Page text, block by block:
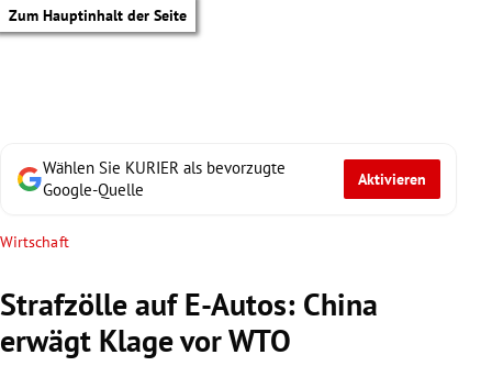
Zum Hauptinhalt der Seite
Wählen Sie KURIER als bevorzugte
Google-Quelle
Aktivieren
Wirtschaft
Strafzölle auf E-Autos: China
erwägt Klage vor WTO